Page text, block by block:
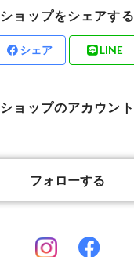
ショップをシェアする
シェア LINE
ショップのアカウント
フォローする